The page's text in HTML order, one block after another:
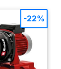
-22%